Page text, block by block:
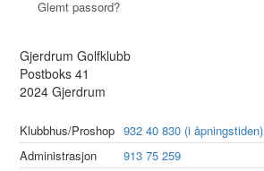
Glemt passord?
Gjerdrum Golfklubb
Postboks 41
2024 Gjerdrum
Klubbhus/Proshop 932 40 830 (i åpningstiden)
Administrasjon
913 75 259